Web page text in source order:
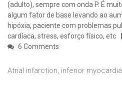
(adulto), sempre com onda P. É
algum fator de base levando ao
hipóxia, paciente com problemas
cardíaca, stress, esforço físico, etc
6 Comments
Atrial infarction, inferior